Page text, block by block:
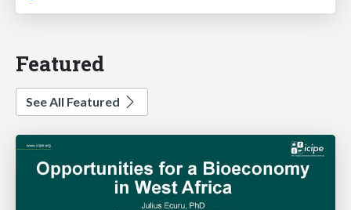
Featured
See All Featured